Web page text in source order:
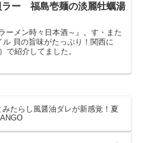
ラー 福島壱麺の淡麗牡蠣湯
ーメン時々日本酒～』。す・また
貝の旨味がたっぷり！関西に
で紹介してました。
たらし風醤油ダレが新感覚！夏